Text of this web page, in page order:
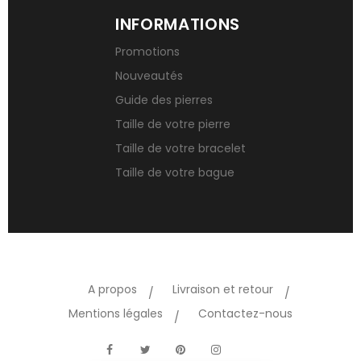
INFORMATIONS
Promotions
Nouveautés
Guide des pierres
Taille de votre pierre
Taille de votre bracelet
Taille de votre bague
A propos
Livraison et retour
Mentions légales
Contactez-nous
FacebookTwitter Pinterest